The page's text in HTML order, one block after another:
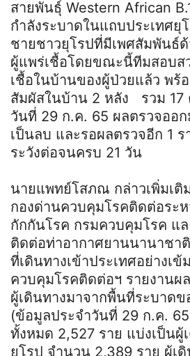
สายพันธุ์ Western African
กำลังระบาดในแถบประเทศยุ
ชายชาวยุโรปที่มีเพศสัมพันธ์
ผู้แพร่เชื้อโดยขณะนี้ทีมสอบส
เชื้อในบ้านของผู้ป่วยแล้ว พร้
สัมผัสในบ้าน 2 หลัง รวม 17
วันที่ 29 ก.ค. 65 ผลตรวจออก
เป็นลบ และรอผลตรวจอีก 1 ร
ระวังต่อจนครบ 21 วัน
นายแพทย์โสภณ กล่าวเพิ่มเติ
กองด่านควบคุมโรคติดต่อระห
กักกันโรค กรมควบคุมโรค แ
ติดต่อท่าอากาศยานนานาชา
ที่เดินทางเข้าประเทศอย่างเ
ควบคุมโรคติดต่อฯ รายงานผ
ผู้เดินทางมาจากพื้นที่ระบาดข
(ข้อมูลประจำวันที่ 29 ก.ค.
ทั้งหมด 2,527 ราย แบ่งเป็นผู้
ยุโรป จำนวน 2,389 ราย ผู้เ